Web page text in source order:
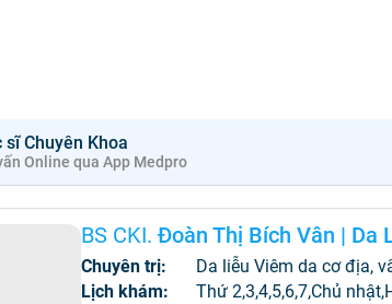
sĩ Chuyên Khoa
Online qua App Medpro
BS CKI. Đoàn Thị Bích Vân | Da
Chuyên trị:
Da liễu Viêm da cơ địa,
Lịch khám:
Thứ 2,3,4,5,6,7,Chủ